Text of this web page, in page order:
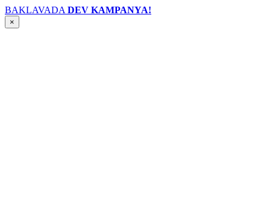
BAKLAVADA DEV KAMPANYA!
×